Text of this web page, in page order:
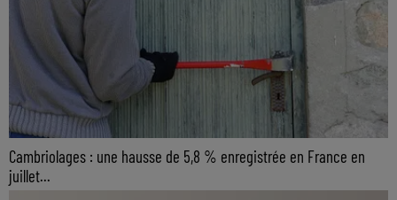
Cambriolages : une hausse de 5,8 % enregistrée en France en
juillet...